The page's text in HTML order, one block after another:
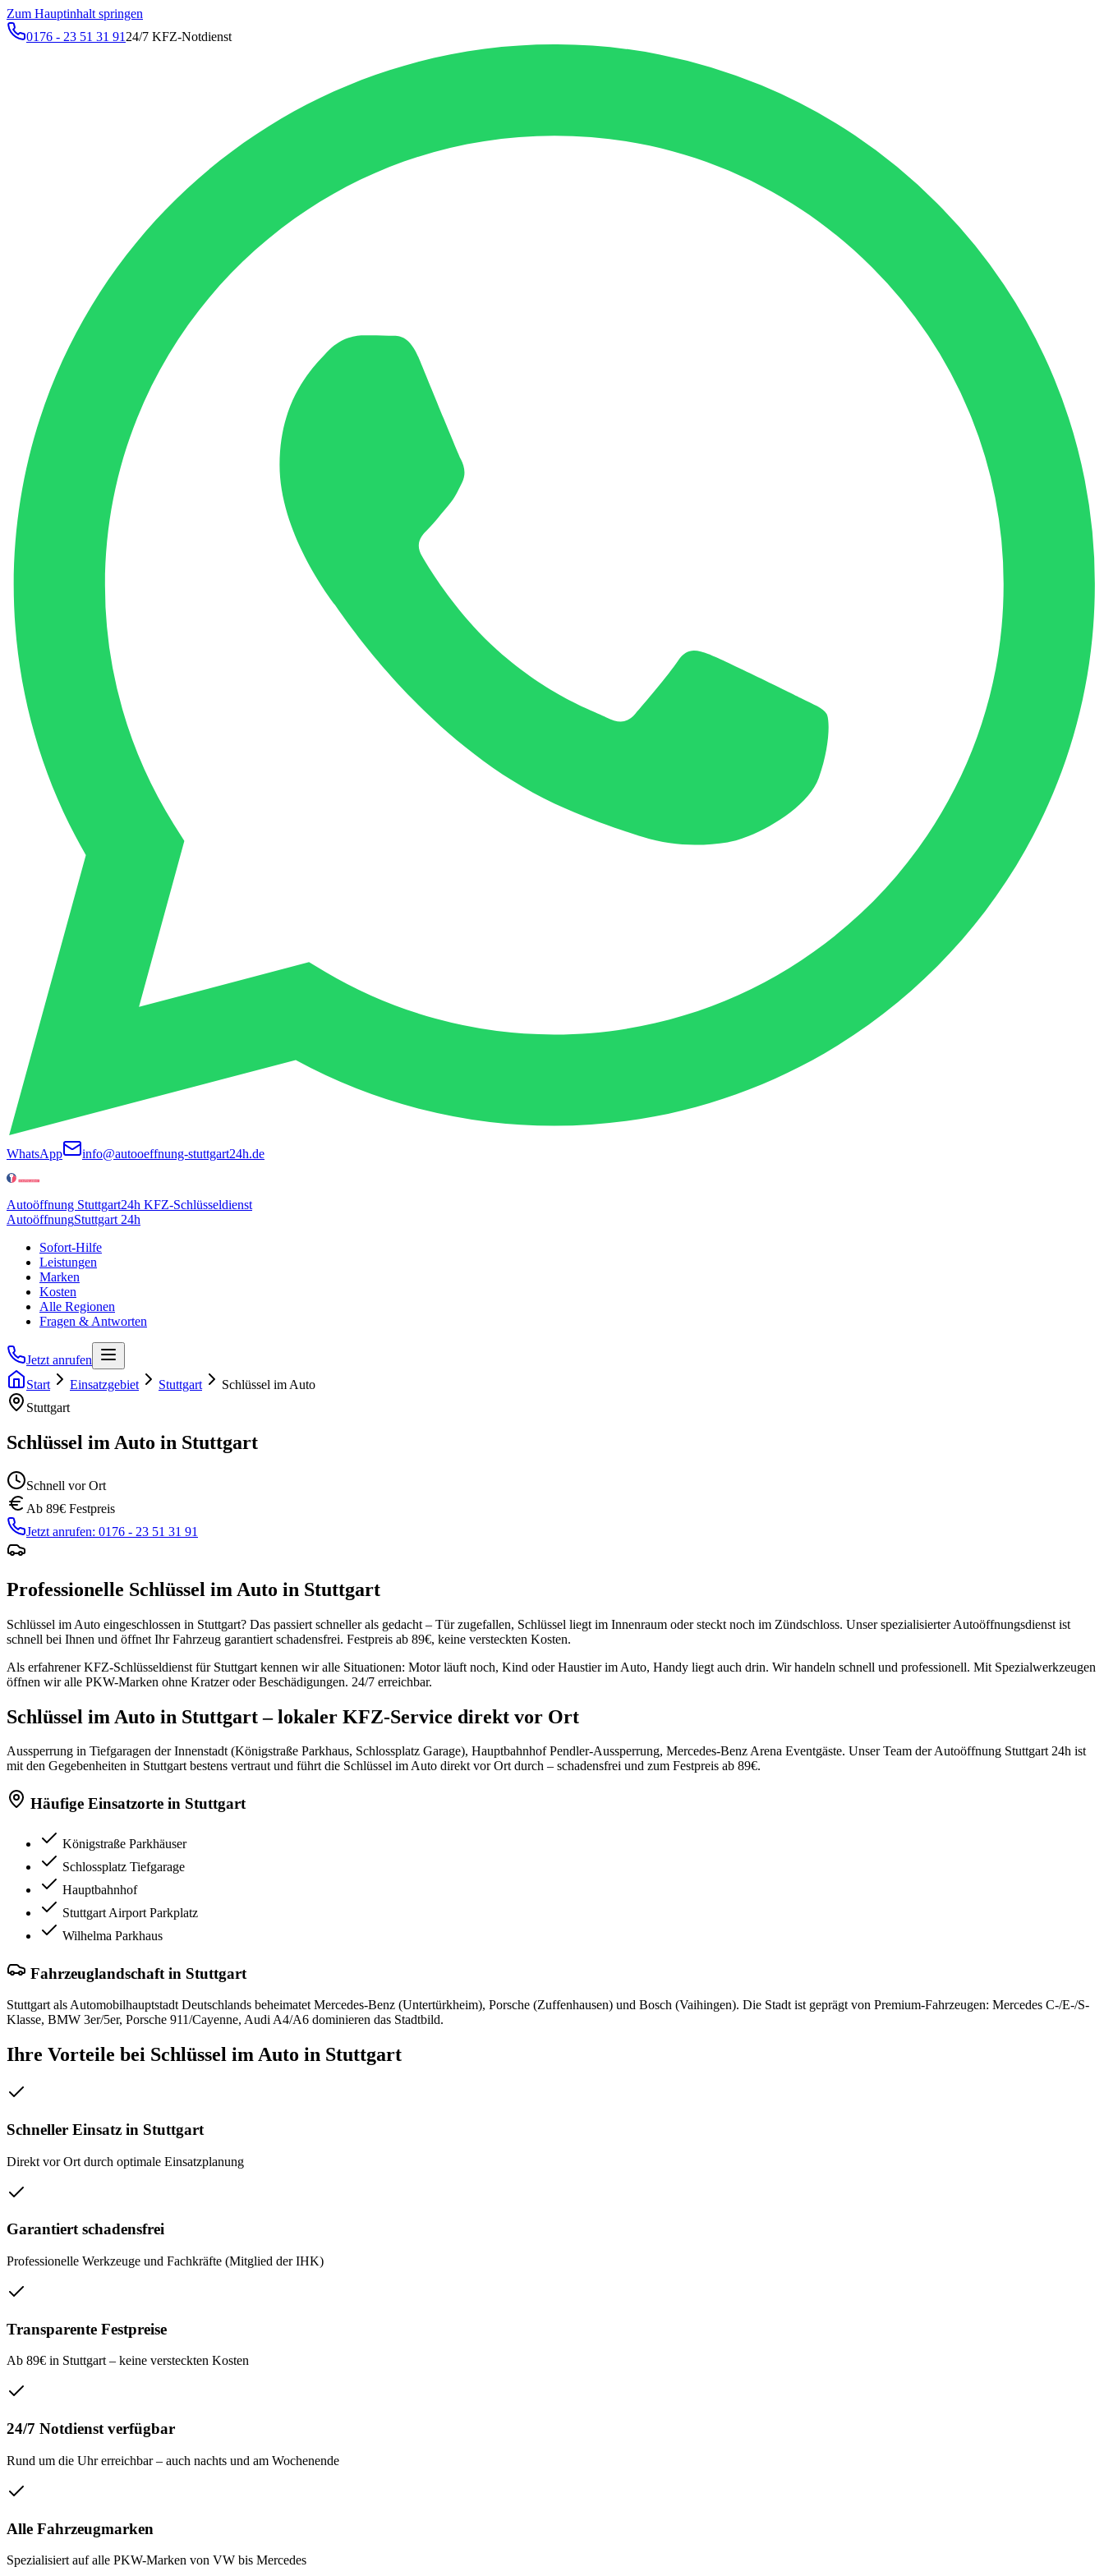
Zum Hauptinhalt springen
0176 - 23 51 31 91 24/7 KFZ-Notdienst
WhatsApp info@autooeffnung-stuttgart24h.de
Autoöffnung Stuttgart24h KFZ-Schlüsseldienst
AutoöffnungStuttgart 24h
Sofort-Hilfe
Leistungen
Marken
Kosten
Alle Regionen
Fragen & Antworten
Jetzt anrufen
Start
Einsatzgebiet Stuttgart
Schlüssel im Auto
Stuttgart
Schlüssel im Auto in Stuttgart
Schnell vor Ort
Ab 89€ Festpreis
Jetzt anrufen: 0176 - 23 51 31 91
Professionelle Schlüssel im Auto in Stuttgart
Schlüssel im Auto eingeschlossen in Stuttgart? Das passiert schneller als gedacht – Tür zugefallen, Schlüssel liegt im Innenraum oder steckt noch im Zündschloss. Unser spezialisierter Autoöffnungsdienst ist
schnell bei Ihnen und öffnet Ihr Fahrzeug garantiert schadensfrei. Festpreis ab 89€, keine versteckten Kosten.
Als erfahrener KFZ-Schlüsseldienst für Stuttgart kennen wir alle Situationen: Motor läuft noch, Kind oder Haustier im Auto, Handy liegt auch drin. Wir handeln schnell und professionell. Mit Spezialwerkzeugen
öffnen wir alle PKW-Marken ohne Kratzer oder Beschädigungen. 24/7 erreichbar.
Schlüssel im Auto in Stuttgart– lokaler KFZ-Service direkt vor Ort
Aussperrung in Tiefgaragen der Innenstadt (Königstraße Parkhaus, Schlossplatz Garage), Hauptbahnhof Pendler-Aussperrung, Mercedes-Benz Arena Eventgäste. Unser Team der Autoöffnung Stuttgart 24h ist
mit den Gegebenheiten in Stuttgartbestens vertraut und führt die Schlüssel im Auto direkt vor Ort durch – schadensfrei und zum Festpreis ab 89€.
Häufige Einsatzorte in Stuttgart
Königstraße Parkhäuser
Schlossplatz Tiefgarage
Hauptbahnhof
Stuttgart Airport Parkplatz
Wilhelma Parkhaus
Fahrzeuglandschaft in Stuttgart
Stuttgart als Automobilhauptstadt Deutschlands beheimatet Mercedes-Benz (Untertürkheim), Porsche (Zuffenhausen) und Bosch (Vaihingen). Die Stadt ist geprägt von Premium-Fahrzeugen: Mercedes C-/E-/S-
Klasse, BMW 3er/5er, Porsche 911/Cayenne, Audi A4/A6 dominieren das Stadtbild.
Ihre Vorteile bei Schlüssel im Auto in Stuttgart
Schneller Einsatz in Stuttgart
Direkt vor Ort durch optimale Einsatzplanung
Garantiert schadensfrei
Professionelle Werkzeuge und Fachkräfte (Mitglied der IHK)
Transparente Festpreise
Ab 89€ in Stuttgart– keine versteckten Kosten
24/7 Notdienst verfügbar
Rund um die Uhr erreichbar – auch nachts und am Wochenende
Alle Fahrzeugmarken
Spezialisiert auf alle PKW-Marken von VW bis Mercedes